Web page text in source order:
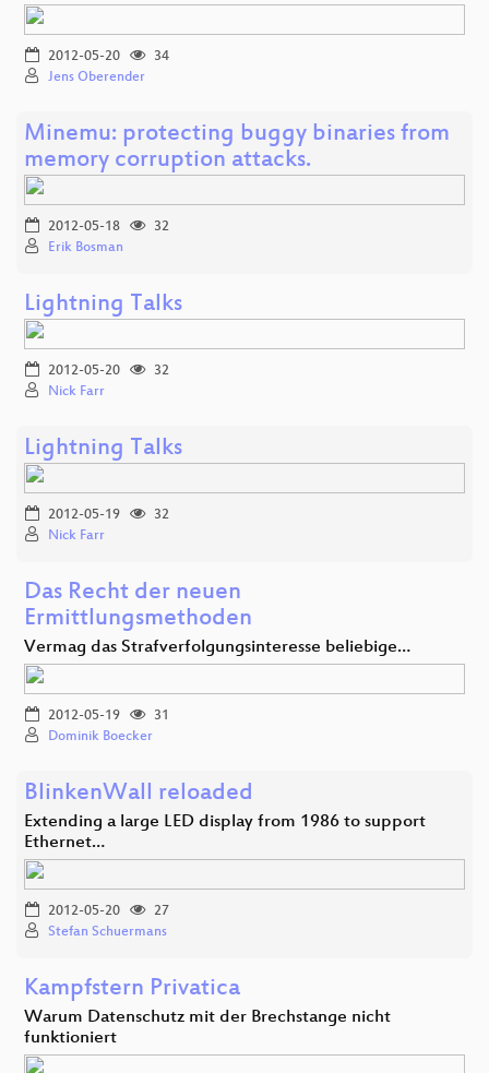
2012-05-20
34
Jens Oberender
Minemu: protecting buggy binaries from
memory corruption attacks.
2012-05-18
32
Erik Bosman
Lightning Talks
2012-05-20
32
Nick Farr
Lightning Talks
2012-05-19
32
Nick Farr
Das Recht der neuen
Ermittlungsmethoden
Vermag das Strafverfolgungsinteresse beliebige…
2012-05-19
31
Dominik Boecker
BlinkenWall reloaded
Extending a large LED display from 1986 to support
Ethernet…
2012-05-20
27
Stefan Schuermans
Kampfstern Privatica
Warum Datenschutz mit der Brechstange nicht
funktioniert